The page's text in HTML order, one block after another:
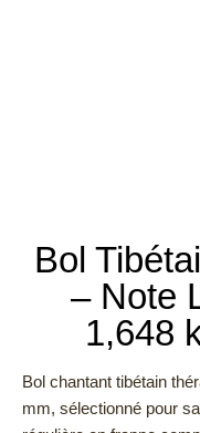
Bol
– Note
1,648
Bol chantant tibétain
mm, sélectionné pour